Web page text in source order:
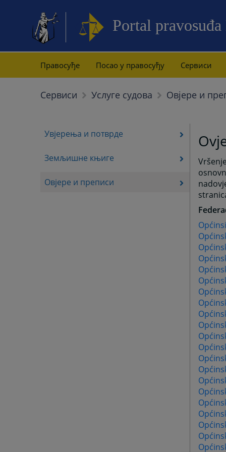
Portal
Правосуђе Посао у правосуђу Сервиси
Сервиси Услуге судова Овјере и
Увјерења и потврде
Земљишне књиге
Овјере и преписи